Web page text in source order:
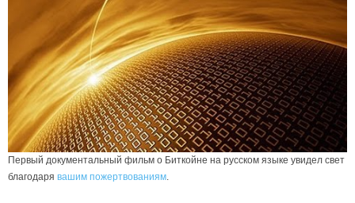
Первый документальный фильм о Биткойне на русском языке увидел свет
благодаря вашим пожертвованиям